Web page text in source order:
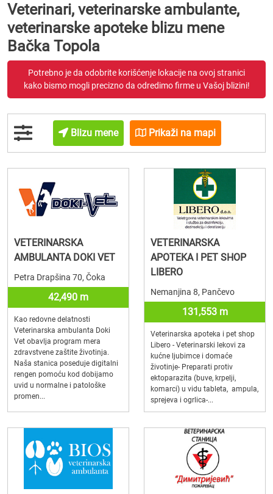
Veterinari, veterinarske ambulante,
veterinarske apoteke blizu mene
Bačka Topola
Potrebno je da odobrite korišćenje lokacije na ovoj stranici
kako bismo mogli precizno da odredimo firme u Vašoj blizini!
Blizu mene Prikaži na mapi
VETERINARSKA
AMBULANTA DOKI VET
Petra Drapšina 70, Čoka
42,490 m
Kao redovne delatnosti
Veterinarska ambulanta Doki
Vet obavlja program mera
zdravstvene zaštite životinja.
Naša stanica poseduje digitalni
rengen pomoću kod dobijamo
uvid u normalne i patološke
promen...
VETERINARSKA
APOTEKA I PET SHOP
LIBERO
Nemanjina 8, Pančevo
131,553 m
Veterinarska apoteka i pet shop
Libero - Veterinarski lekovi za
kućne ljubimce i domaće
životinje- Preparati protiv
ektoparazita (buve, krpelji,
komarci) u vidu tableta, ampula,
sprejeva i ogrlica-...